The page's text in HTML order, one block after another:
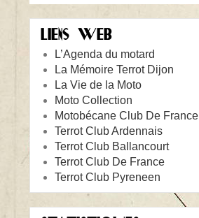
LIENS WEB
L’Agenda du motard
La Mémoire Terrot Dijon
La Vie de la Moto
Moto Collection
Motobécane Club De France
Terrot Club Ardennais
Terrot Club Ballancourt
Terrot Club De France
Terrot Club Pyreneen